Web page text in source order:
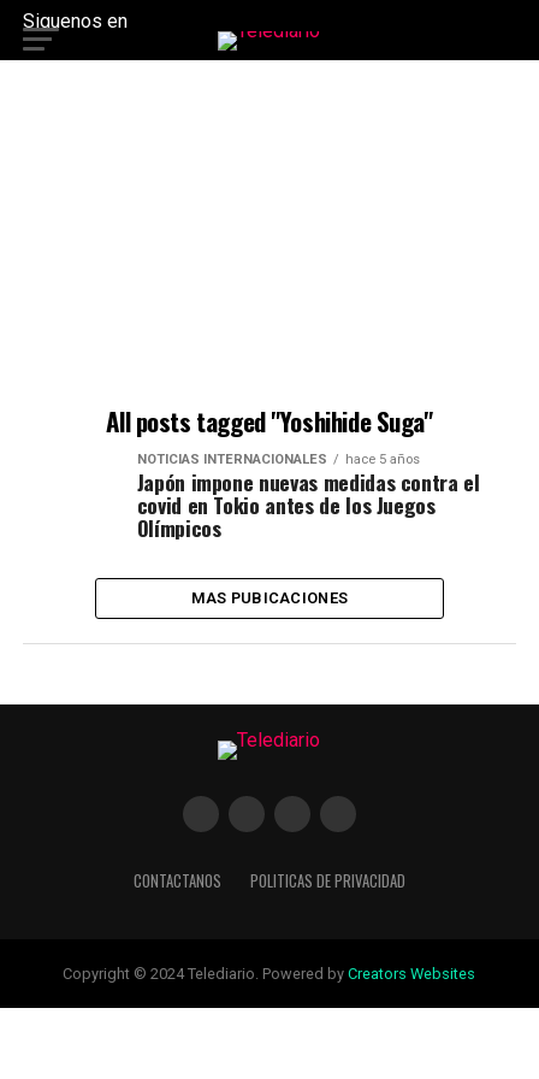
Siguenos en
All posts tagged "Yoshihide Suga"
NOTICIAS INTERNACIONALES hace 5 años
Japón impone nuevas medidas contra el
covid en Tokio antes de los Juegos
Olímpicos
MAS PUBICACIONES
CONTACTANOS POLITICAS DE PRIVACIDAD
Copyright © 2024 Telediario. Powered byCreators Websites